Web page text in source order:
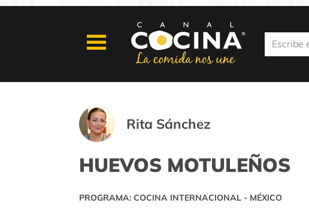
Rita Sánchez
HUEVOS MOTULEÑOS
PROGRAMA: COCINA INTERNACIONAL - MÉXICO